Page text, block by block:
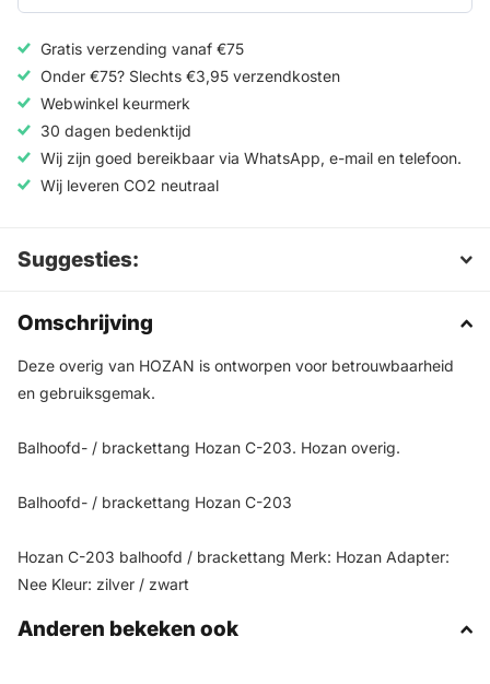
Gratis verzending vanaf €75
Onder €75? Slechts €3,95 verzendkosten
Webwinkel keurmerk
30 dagen bedenktijd
Wij zijn goed bereikbaar via WhatsApp, e-mail en telefoon.
Wij leveren CO2 neutraal
Suggesties:
Omschrijving
Deze overig van HOZAN is ontworpen voor betrouwbaarheid
en gebruiksgemak.
Balhoofd- / brackettang Hozan C-203. Hozan overig.
Balhoofd- / brackettang Hozan C-203
Hozan C-203 balhoofd / brackettang Merk: Hozan Adapter:
Nee Kleur: zilver / zwart
Anderen bekeken ook